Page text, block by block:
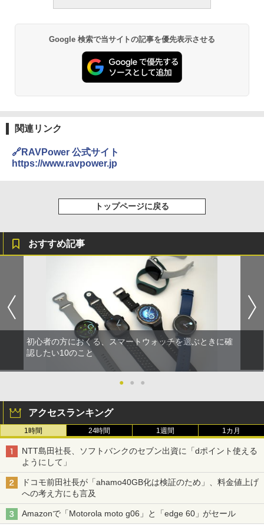
Google 検索で当サイトの記事を優先表示させる
関連リンク
🔗RAVPower 公式サイト
https://www.ravpower.jp
トップページに戻る
おすすめ記事
初心者の方におくる、スマートウォッチを選ぶときに確
認したい10のこと
● ● ●
アクセスランキング
1時間 24時間 1週間 1カ月
NTT島田社長、ソフトバンクのセブン出資に「dポイント使える
ようにして」
ドコモ前田社長が「ahamo40GB化は検証のため」、料金値上げ
への考え方にも言及
Amazonで「Motorola moto g06」と「edge 60」がセール